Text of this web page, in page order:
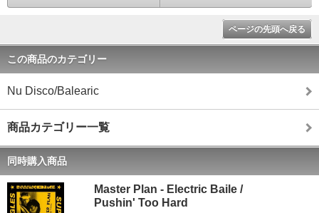
ページの先頭へ戻る
この商品のカテゴリー
Nu Disco/Balearic
商品カテゴリー一覧
同時購入商品
Master Plan - Electric Baile /
Pushin' Too Hard